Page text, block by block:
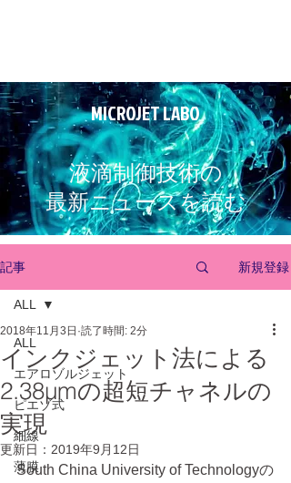
MICROJET LABO
液滴制御技術の
最新ニュースを読む
記事 新規登録
ALL
エアロゾルジェット
ピエゾ式
細線
薄膜
ALL
インクジェット法による
2.38μmの超短チャネルの
実現
2018年11月3日 読了時間: 2分
更新日： 2019年9月12日
South China University of Technologyの